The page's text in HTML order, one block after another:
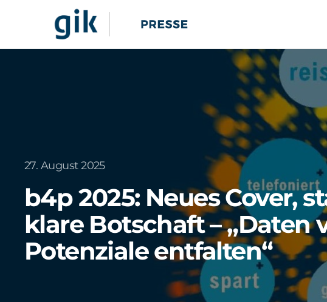
27. August 2025
b4p 2025: Neues Cover,
klare Botschaft – „Daten
Potenziale entfalten“